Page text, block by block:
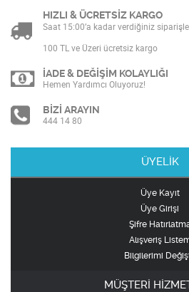
HIZLI & ÜCRETSİZ KARGO
Saat 15:00’a kadar verdiğiniz
100 TL ve Üzeri ücretsiz kargo
İADE & DEĞİŞİM KOLAYLIĞI
Hemen Yardımcı Oluyoruz!
BİZİ ARAYIN
444 14 80
ÜYELİK
Üye Kayıt
Üye Girişi
Şifre
Alışveriş
Bilgilerimi
MÜŞTERİ